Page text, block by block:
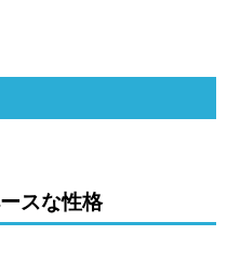
スな性格